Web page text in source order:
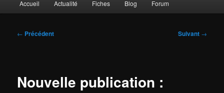
principal
Accueil Actualité Fiches Blog Forum
Navigation
← Précédent Suivant →
Nouvelle publication :